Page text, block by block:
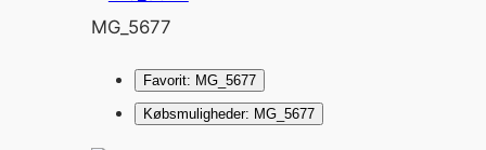
MG_5677
Favorit: MG_5677
Købsmuligheder: MG_5677